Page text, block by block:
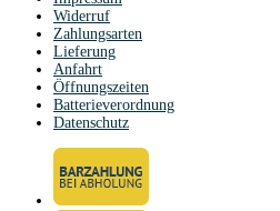
Widerruf
Zahlungsarten
Lieferung
Anfahrt
Öffnungszeiten
Batterieverordnung
Datenschutz